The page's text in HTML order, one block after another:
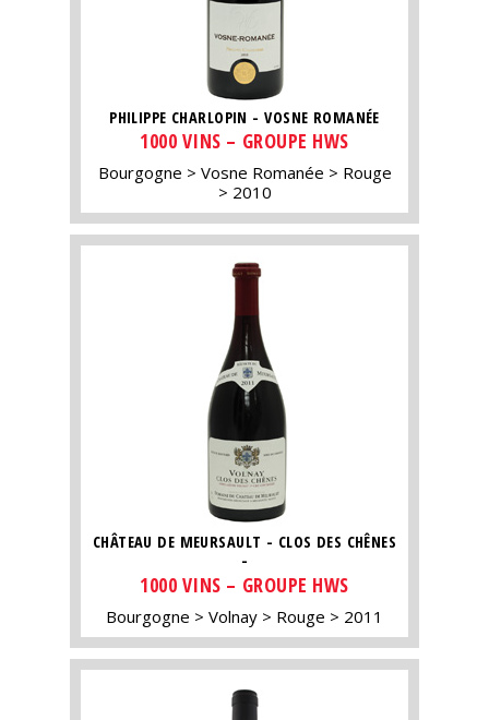
PHILIPPE CHARLOPIN - VOSNE ROMANÉE
1000 VINS – GROUPE HWS
Bourgogne Vosne Romanée
Rouge
2010
CHÂTEAU DE MEURSAULT - CLOS DES CHÊNES
-
1000 VINS – GROUPE HWS
Bourgogne Volnay Rouge 2011